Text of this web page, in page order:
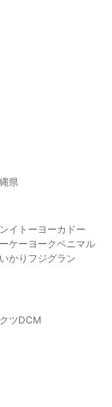
県
イトーヨーカドー
ケー ヨークベニマル
いかり フジグラン
ツDCM